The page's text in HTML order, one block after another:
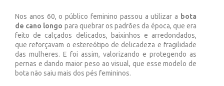
Nos anos 60, o público feminino passou a utilizar a bota
de cano longo para quebrar os padrões da época, que era
feito de calçados delicados, baixinhos e arredondados,
que reforçavam o estereótipo de delicadeza e fragilidade
das mulheres. E foi assim, valorizando e protegendo as
pernas e dando maior peso ao visual, que esse modelo de
bota não saiu mais dos pés femininos.